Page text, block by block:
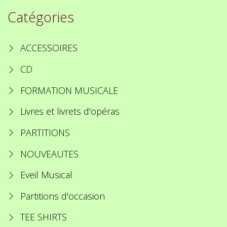
Catégories
ACCESSOIRES
CD
FORMATION MUSICALE
Livres et livrets d'opéras
PARTITIONS
NOUVEAUTES
Eveil Musical
Partitions d'occasion
TEE SHIRTS